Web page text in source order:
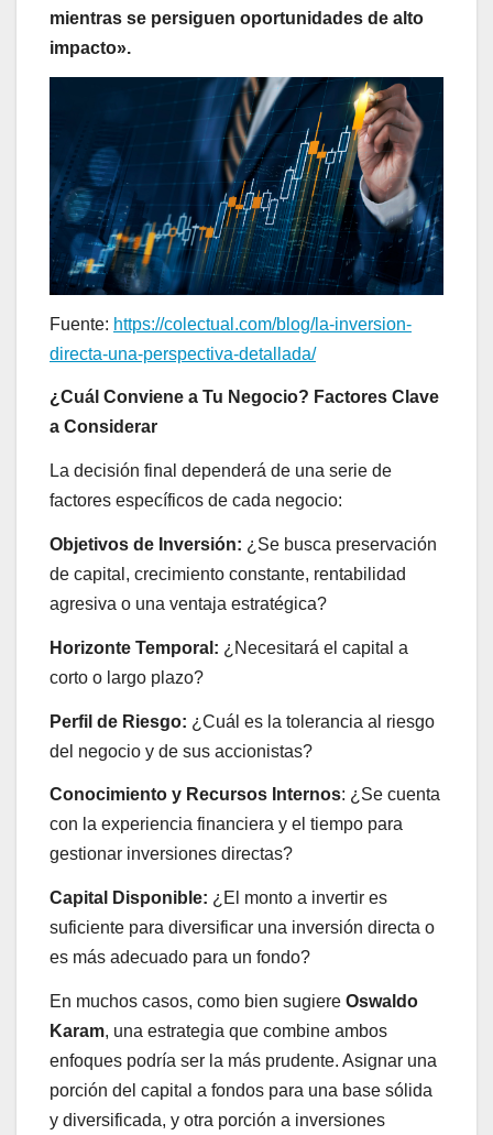
mientras se persiguen oportunidades de alto
impacto».
Fuente: https://colectual.com/blog/la-inversion-
directa-una-perspectiva-detallada/
¿Cuál Conviene a Tu Negocio? Factores Clave
a Considerar
La decisión final dependerá de una serie de
factores específicos de cada negocio:
Objetivos de Inversión: ¿Se busca preservación
de capital, crecimiento constante, rentabilidad
agresiva o una ventaja estratégica?
Horizonte Temporal: ¿Necesitará el capital a
corto o largo plazo?
Perfil de Riesgo: ¿Cuál es la tolerancia al riesgo
del negocio y de sus accionistas?
Conocimiento y Recursos Internos: ¿Se cuenta
con la experiencia financiera y el tiempo para
gestionar inversiones directas?
Capital Disponible: ¿El monto a invertir es
suficiente para diversificar una inversión directa o
es más adecuado para un fondo?
En muchos casos, como bien sugiere Oswaldo
Karam, una estrategia que combine ambos
enfoques podría ser la más prudente. Asignar una
porción del capital a fondos para una base sólida
y diversificada, y otra porción a inversiones